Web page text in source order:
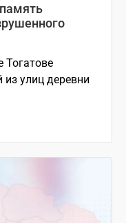
Тогатове
из улиц деревни